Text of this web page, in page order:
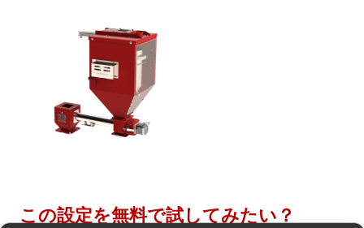
この設定を無料で試してみたい？